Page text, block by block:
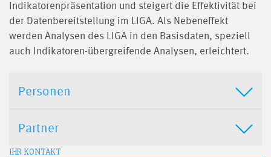
Indikatorenpräsentation und steigert die Effektivität bei
der Datenbereitstellung im LIGA. Als Nebeneffekt
werden Analysen des LIGA in den Basisdaten, speziell
auch Indikatoren-übergreifende Analysen, erleichtert.
Personen
Partner
IHR KONTAKT